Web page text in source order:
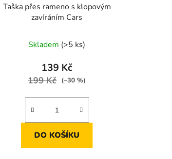
Taška přes rameno s klopovým
zavíráním Cars
Skladem (>5 ks)
139 Kč
199 Kč (–30 %)
DO KOŠÍKU